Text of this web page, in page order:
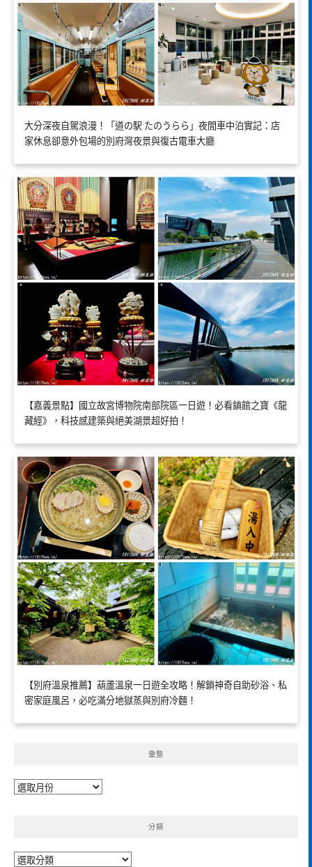
大分深夜自駕浪漫！「道の駅 たのうらら」夜間車中泊實記：店
家休息卻意外包場的別府灣夜景與復古電車大廳
【嘉義景點】國立故宮博物院南部院區一日遊！必看鎮館之寶《龍
藏經》，科技感建築與絕美湖景超好拍！
【別府溫泉推薦】葫蘆溫泉一日遊全攻略！解鎖神奇自助砂浴、私
密家庭風呂，必吃滿分地獄蒸與別府冷麵！
彙整
彙
分類
分